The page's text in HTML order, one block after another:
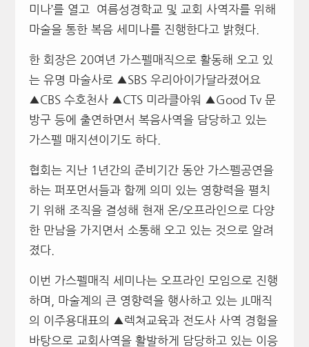
미나’를 열고 여름성경학교 및 교회 사역자를 위해
마술을 통한 복음 세미나를 진행한다고 밝혔다.
한 회장은 20여년 가스펠매직으로 활동해 오고 있
는 유명 마술사로 ▲SBS 우리아이가달라졌어요
▲CBS 수호천사 ▲CTS 미라클아워 ▲Good Tv 문
방구 등에 출연하면서 복음사역을 담당하고 있는
가스펠 매지션이기도 하다.
협회는 지난 1년간의 준비기간 동안 가스펠공연을
하는 퍼포먼서들과 함께 의미 있는 영향력을 펼치
기 위해 조직을 결성해 현재 온/오프라인으로 다양
한 만남을 가지면서 소통해 오고 있는 것으로 알려
졌다.
이번 가스펠매직 세미나는 오프라인 모임으로 진행
하며, 마술계의 큰 영향력을 행사하고 있는 JL매직
의 이주용대표의 ▲렉쳐교육과 전도사 사역 경험을
바탕으로 교회사역을 활발하게 담당하고 있는 이응